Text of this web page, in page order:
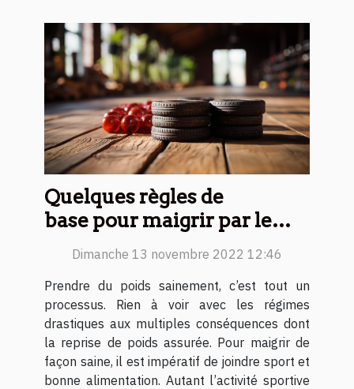
Quelques règles de
base pour maigrir par le
sportDimanche 13 novembre 2022 12:46
Prendre du poids sainement, c’est tout un
processus. Rien à voir avec les régimes
drastiques aux multiples conséquences dont
la reprise de poids assurée. Pour maigrir de
façon saine, il est impératif de joindre sport et
bonne alimentation. Autant l’activité sportive